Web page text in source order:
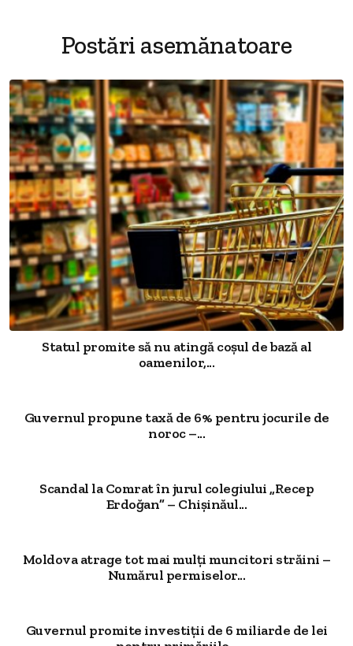
Postări asemănatoare
Statul promite să nu atingă coșul de bază al
oamenilor,...
Guvernul propune taxă de 6% pentru jocurile de
noroc –...
Scandal la Comrat în jurul colegiului „Recep
Erdoğan” – Chișinăul...
Moldova atrage tot mai mulți muncitori străini –
Numărul permiselor...
Guvernul promite investiții de 6 miliarde de lei